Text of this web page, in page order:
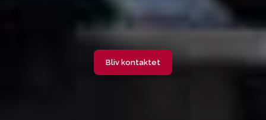
Bliv kontaktet